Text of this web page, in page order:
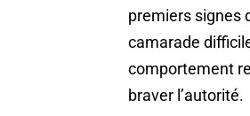
premiers signes
camarade
comportement
braver l’autorité.